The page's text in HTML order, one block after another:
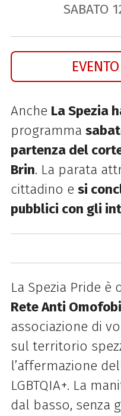
SABATO
Anche La Spezia
programma
partenza del
Brin. La parata
cittadino e si
pubblici con gli
La Spezia Pride è
Rete Anti
associazione di
sul territorio
l’affermazione
LGBTQIA+. La
dal basso, senza